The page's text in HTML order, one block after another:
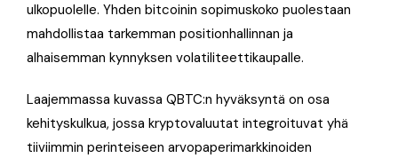
ulkopuolelle. Yhden bitcoinin sopimuskoko puolestaan
mahdollistaa tarkemman positionhallinnan ja
alhaisemman kynnyksen volatiliteettikaupalle.
Laajemmassa kuvassa QBTC:n hyväksyntä on osa
kehityskulkua, jossa kryptovaluutat integroituvat yhä
tiiviimmin perinteiseen arvopaperimarkkinoiden